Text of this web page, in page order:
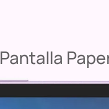
Pantalla